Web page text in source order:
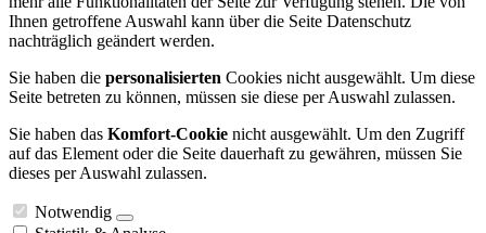
Ihnen getroffene Auswahl kann über die Seite Datenschutz
nachträglich geändert werden.
Sie haben die personalisierten Cookies nicht ausgewählt. Um diese
Seite betreten zu können, müssen sie diese per Auswahl zulassen.
Sie haben das Komfort-Cookie nicht ausgewählt. Um den Zugriff
auf das Element oder die Seite dauerhaft zu gewähren, müssen Sie
dieses per Auswahl zulassen.
Notwendig